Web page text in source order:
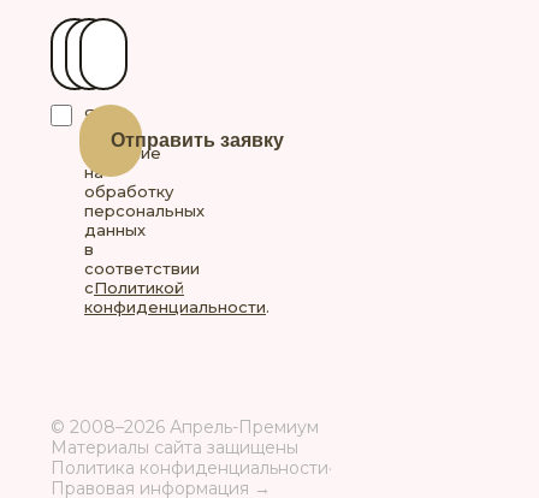
Ваше имя
Контактный телефон
Ваш город
Я
даю
согласие
на
обработку
персональных
данных
в
соответствии
сПолитикой
конфиденциальности.
Отправить заявку
© 2008–2026 Апрель-Премиум
Материалы сайта защищены
Политика конфиденциальности·
Правовая информация →